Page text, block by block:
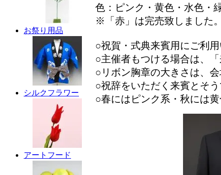
お祭り用品
シルクフラワー
アートフード
色：ピンク・黄色・水色・
※「赤」は完売致しました
○祝賀・式典来賓用にご利
○主催者もつける場合は、
○リボン胸章の大きさは、
○祝辞をいただく来賓とそ
○春にはピンク系・秋には